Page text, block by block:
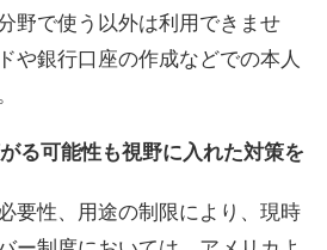
野で使う以外は利用できませ
や銀行口座の作成などでの本人
る可能性も視野に入れた対策を
要性、用途の制限により、現時